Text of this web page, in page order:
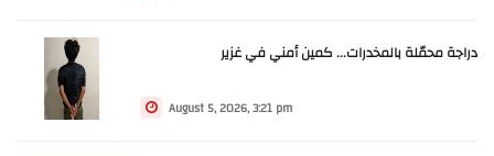
دراجة محمّلة بالمخدرات... كمين أمني في غزير
August 5, 2026, 3:21 pm